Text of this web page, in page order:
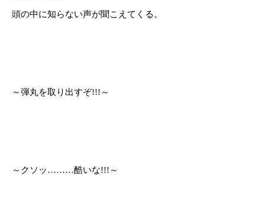
頭の中に知らない声が聞こえてくる。
～弾丸を取り出すぞ!!!～
～クソッ………酷いな!!!～